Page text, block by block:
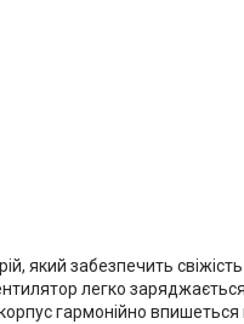
який забезпечить
легко
гармонійно впишеться